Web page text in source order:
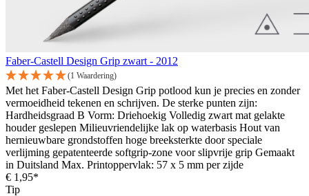
Faber-Castell Design Grip zwart - 2012
(1 Waardering)
Met het Faber-Castell Design Grip potlood kun je precies en zonder
vermoeidheid tekenen en schrijven. De sterke punten zijn:
Hardheidsgraad B Vorm: Driehoekig Volledig zwart mat gelakte
houder geslepen Milieuvriendelijke lak op waterbasis Hout van
hernieuwbare grondstoffen hoge breeksterkte door speciale
verlijming gepatenteerde softgrip-zone voor slipvrije grip Gemaakt
in Duitsland Max. Printoppervlak: 57 x 5 mm per zijde
€ 1,95*
Tip